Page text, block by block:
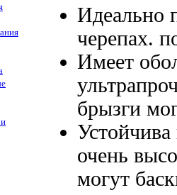
Идеально
черепах.
Имеет
брызги
очень
могут